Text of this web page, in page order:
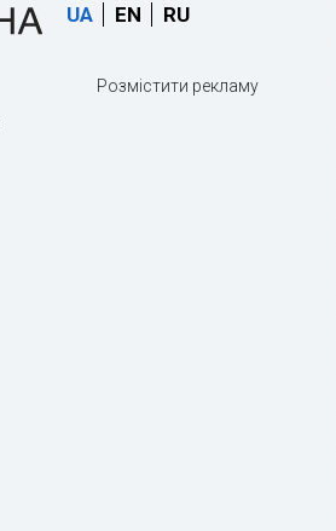
UA EN RU
Розмістити рекламу